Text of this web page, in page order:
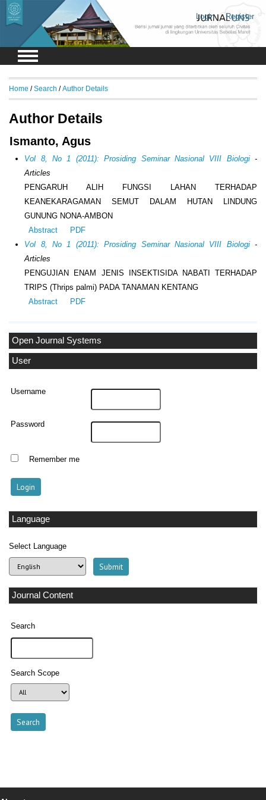
Login Register
Open Journal Systems
User
Username
Password
Remember me
Language
Select Language
Journal Content
Search
Search Scope
Home /Search /Author Details
Author Details
Ismanto, Agus
Vol 8, No 1 (2011): Prosiding Seminar Nasional VIII Biologi-
Articles
PENGARUH ALIH FUNGSI LAHAN TERHADAP
KEANEKARAGAMAN SEMUT DALAM HUTAN LINDUNG
GUNUNG NONA-AMBON
Abstract
PDF
Vol 8, No 1 (2011): Prosiding Seminar Nasional VIII Biologi-
Articles
PENGUJIAN ENAM JENIS INSEKTISIDA NABATI TERHADAP
TRIPS (Thrips palmi) PADA TANAMAN KENTANG
Abstract
PDF